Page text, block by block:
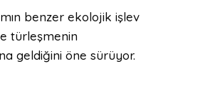
benzer ekolojik işlev
türleşmenin
geldiğini öne sürüyor.